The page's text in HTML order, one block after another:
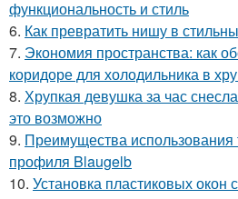
функциональность и стиль
6. Как превратить нишу в
7. Экономия пространства: как
коридоре для холодильника в
8. Хрупкая девушка за час
это возможно
9. Преимущества использования
профиля Blaugelb
10. Установка пластиковых окон